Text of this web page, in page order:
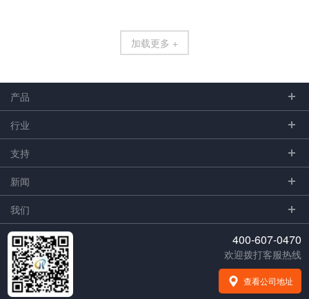
加载更多 +
产品
行业
支持
新闻
我们
400-607-0470
欢迎拨打客服热线
查看公司地址